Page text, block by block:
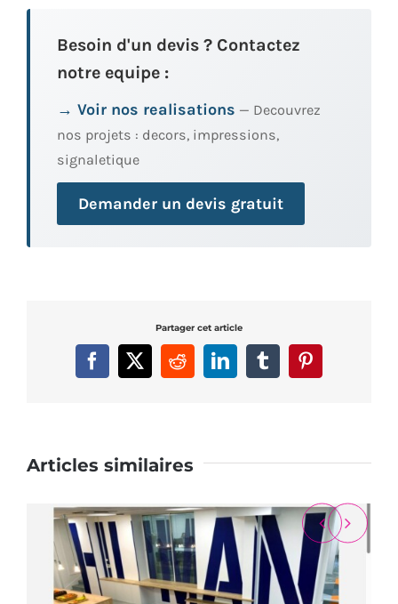
Besoin d'un devis ? Contactez
notre equipe :
→ Voir nos realisations — Decouvrez
nos projets : decors, impressions,
signaletique
Demander un devis gratuit
Partager cet article
Facebook
X RedditLinkedInTumblrPinterest
Articles similaires